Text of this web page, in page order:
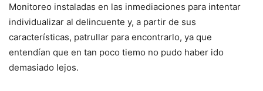
Monitoreo instaladas en las inmediaciones para intentar
individualizar al delincuente y, a partir de sus
características, patrullar para encontrarlo, ya que
entendían que en tan poco tiemo no pudo haber ido
demasiado lejos.